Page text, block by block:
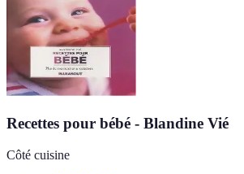
Recettes pour bébé - Blandine Vié
Côté cuisine